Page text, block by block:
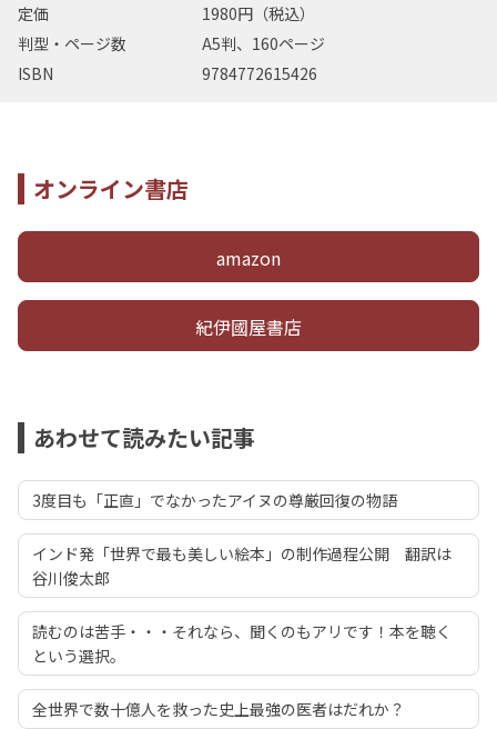
定価
1980円（税込）
判型・ページ数
A5判、160ページ
ISBN
9784772615426
オンライン書店
amazon
紀伊國屋書店
あわせて読みたい記事
3度目も「正直」でなかったアイヌの尊厳回復の物語
インド発「世界で最も美しい絵本」の制作過程公開 翻訳は
谷川俊太郎
読むのは苦手・・・それなら、聞くのもアリです！本を聴く
という選択。
全世界で数十億人を救った史上最強の医者はだれか？